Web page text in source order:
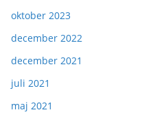
oktober 2023
december 2022
december 2021
juli 2021
maj 2021